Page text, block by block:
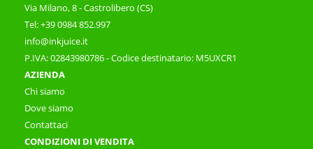
Via Milano, 8 - Castrolibero (CS)
Tel: +39 0984 852.997
info@inkjuice.it
P.IVA: 02843980786 - Codice destinatario: M5UXCR1
AZIENDA
Chi siamo
Dove siamo
Contattaci
CONDIZIONI DI VENDITA